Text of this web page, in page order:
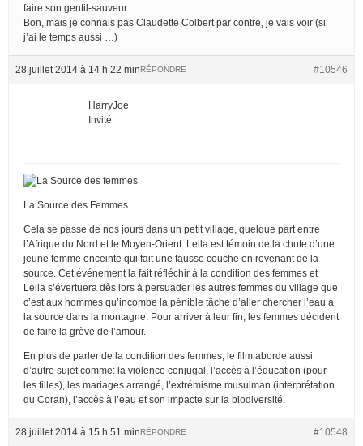
faire son gentil-sauveur.
Bon, mais je connais pas Claudette Colbert par contre, je vais voir (si
j’ai le temps aussi …)
28 juillet 2014 à 14 h 22 min #10546
RÉPONDRE
HarryJoe
Invité
La Source des Femmes
Cela se passe de nos jours dans un petit village, quelque part entre
l’Afrique du Nord et le Moyen-Orient. Leila est témoin de la chute d’une
jeune femme enceinte qui fait une fausse couche en revenant de la
source. Cet événement la fait réfléchir à la condition des femmes et
Leila s’évertuera dès lors à persuader les autres femmes du village que
c’est aux hommes qu’incombe la pénible tâche d’aller chercher l’eau à
la source dans la montagne. Pour arriver à leur fin, les femmes décident
de faire la grève de l’amour.
En plus de parler de la condition des femmes, le film aborde aussi
d’autre sujet comme: la violence conjugal, l’accès à l’éducation (pour
les filles), les mariages arrangé, l’extrémisme musulman (interprétation
du Coran), l’accès à l’eau et son impacte sur la biodiversité.
28 juillet 2014 à 15 h 51 min #10548
RÉPONDRE